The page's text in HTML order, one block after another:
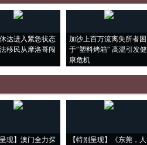
达进入紧急状态
移民从摩洛哥闯
加沙上百万流离失所者困
于“塑料烤箱” 高温引发健
康危机
呈现】澳门全力探
【特别呈现】《东莞，人